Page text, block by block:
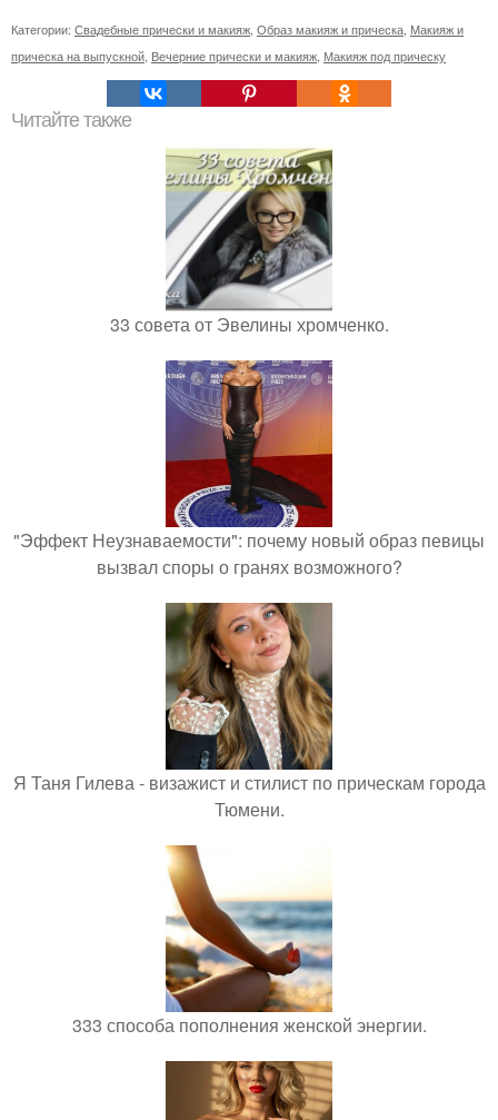
Категории: Свадебные прически и макияж Образ макияж и прическа Макияж и
прическа на выпускной Вечерние прически и макияж Макияж под прическу
Читайте также
33 совета от Эвелины хромченко.
"Эффект Неузнаваемости": почему новый образ певицы
вызвал споры о гранях возможного?
Я Таня Гилева - визажист и стилист по прическам города
Тюмени.
333 способа пополнения женской энергии.